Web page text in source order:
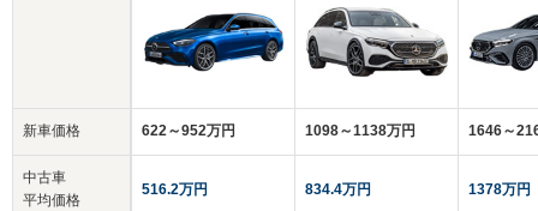
新車価格
中古車
平均価格
622～952万円
516.2万円
1098～1138万円
834.4万円
1646～
1378万円